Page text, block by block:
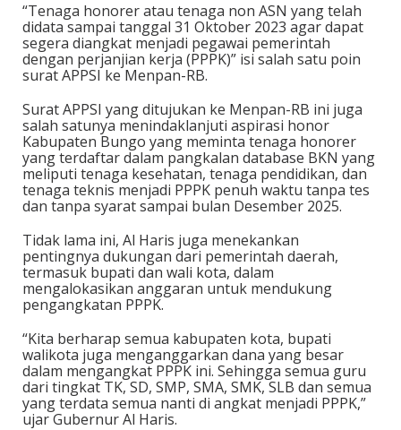
“Tenaga honorer atau tenaga non ASN yang telah
didata sampai tanggal 31 Oktober 2023 agar dapat
segera diangkat menjadi pegawai pemerintah
dengan perjanjian kerja (PPPK)” isi salah satu poin
surat APPSI ke Menpan-RB.
Surat APPSI yang ditujukan ke Menpan-RB ini juga
salah satunya menindaklanjuti aspirasi honor
Kabupaten Bungo yang meminta tenaga honorer
yang terdaftar dalam pangkalan database BKN yang
meliputi tenaga kesehatan, tenaga pendidikan, dan
tenaga teknis menjadi PPPK penuh waktu tanpa tes
dan tanpa syarat sampai bulan Desember 2025.
Tidak lama ini, Al Haris juga menekankan
pentingnya dukungan dari pemerintah daerah,
termasuk bupati dan wali kota, dalam
mengalokasikan anggaran untuk mendukung
pengangkatan PPPK.
“Kita berharap semua kabupaten kota, bupati
walikota juga menganggarkan dana yang besar
dalam mengangkat PPPK ini. Sehingga semua guru
dari tingkat TK, SD, SMP, SMA, SMK, SLB dan semua
yang terdata semua nanti di angkat menjadi PPPK,”
ujar Gubernur Al Haris.